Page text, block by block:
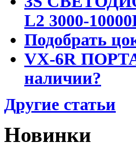
L2 3000-
Подобрать
VX-6R
наличии?
Другие статьи
Новинки